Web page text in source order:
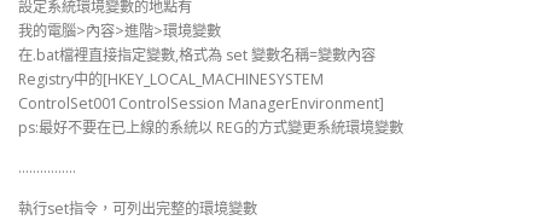
設定系統環境變數的地點有
我的電腦>內容>進階>環境變數
在.bat檔裡直接指定變數,格式為 set 變數名稱=變數內容
Registry中的[HKEY_LOCAL_MACHINESYSTEM
ControlSet001ControlSession ManagerEnvironment]
ps:最好不要在已上線的系統以 REG的方式變更系統環境變數
…………….
執行set指令，可列出完整的環境變數